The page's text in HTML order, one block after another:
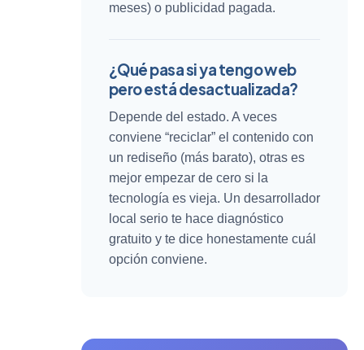
meses) o publicidad pagada.
¿Qué pasa si ya tengo web
pero está desactualizada?
Depende del estado. A veces
conviene “reciclar” el contenido con
un rediseño (más barato), otras es
mejor empezar de cero si la
tecnología es vieja. Un desarrollador
local serio te hace diagnóstico
gratuito y te dice honestamente cuál
opción conviene.